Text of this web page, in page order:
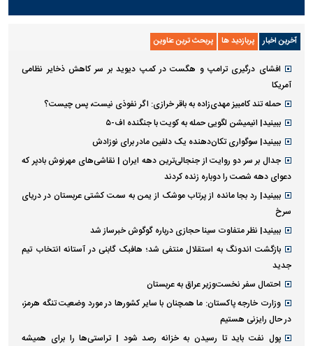
آخرین اخبار پربازدید ها پربحث ترین عناوین
افشای درگیری ترامپ و هگست در کمپ دیوید بر سر کاهش ذخایر نظامی
آمریکا
حمله تند کامبیز مهدی‌زاده به باقر خرازی: اگر نفوذی نیست، پس چیست؟
ببینید| انیمیشن لگویی حمله به کویت با جنگنده اف-۵
ببینید| سوگواری تکان‌دهنده یک دلفین مادر برای نوزادش
جدال بر سر دو روایت از جنجالی‌ترین دهه ایران | نقاشی‌های مهرنوش بادپر که
دعوای دهه شصت را دوباره زنده کردند
ببینید| رد بجا مانده از پرتاب موشک از یمن به سمت کشتی عربستان در دریای
سرخ
ببینید| نظر متفاوت سینا حجازی درباره گوگوش خبرساز شد
بازگشت اندونگ به استقلال منتفی شد؛ هافبک گابنی در آستانه انتخاب تیم
جدید
احتمال سفر نخست‌وزیر عراق به عربستان
وزارت خارجه پاکستان: ما همچنان با سایر کشور‌ها در مورد وضعیت تنگه هرمز،
در حال رایزنی هستیم
پول نفت باید تا رسیدن به خزانه رصد شود | تراستی‌ها را برای همیشه